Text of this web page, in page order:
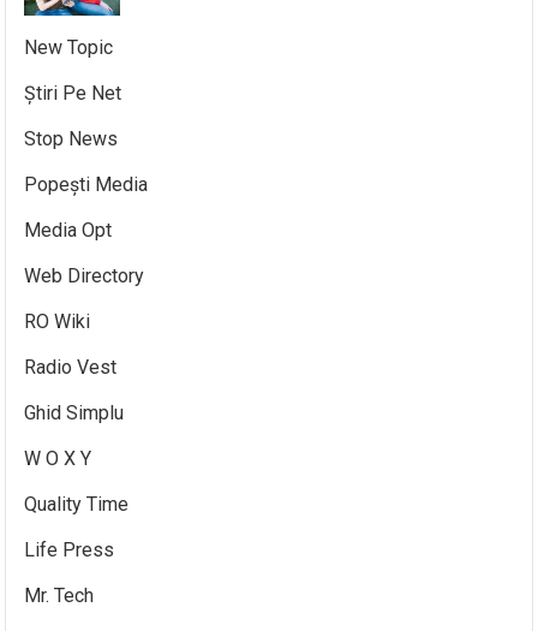
New Topic
Știri Pe Net
Stop News
Popești Media
Media Opt
Web Directory
RO Wiki
Radio Vest
Ghid Simplu
W O X Y
Quality Time
Life Press
Mr. Tech